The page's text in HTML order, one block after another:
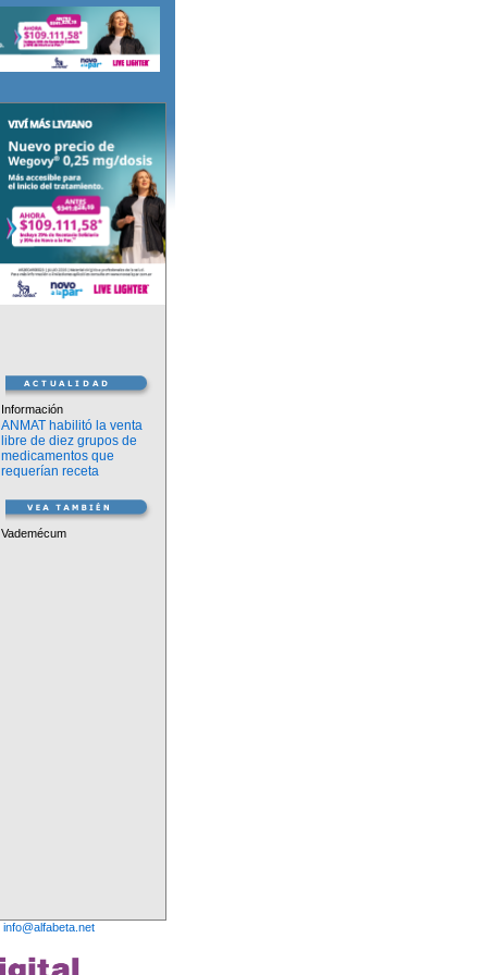
Información
ANMAT habilitó la venta
libre de diez grupos de
medicamentos que
requerían receta
Vademécum
info@alfabeta.net